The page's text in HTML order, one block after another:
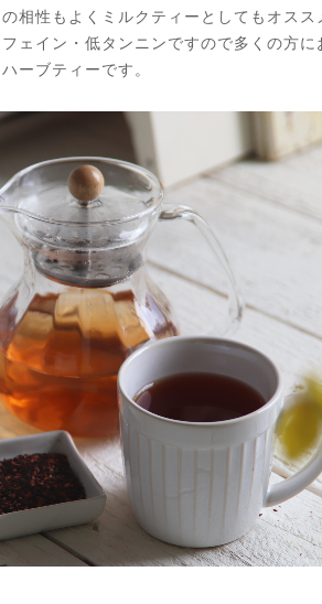
相性もよくミルクティーとしてもオスス
フェイン・低タンニンですので多くの方に
ーブティーです。